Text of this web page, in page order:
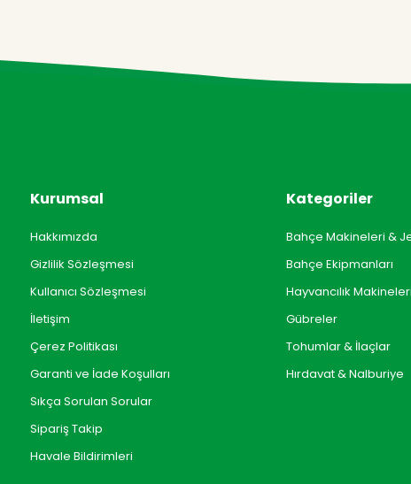
Kurumsal
Hakkımızda
Gizlilik Sözleşmesi
Kullanıcı Sözleşmesi
İletişim
Çerez Politikası
Garanti ve İade Koşulları
Sıkça Sorulan Sorular
Sipariş Takip
Havale Bildirimleri
Kategoriler
Bahçe Makineleri &
Bahçe Ekipmanları
Hayvancılık Makineleri
Gübreler
Tohumlar & İlaçlar
Hırdavat & Nalburiye